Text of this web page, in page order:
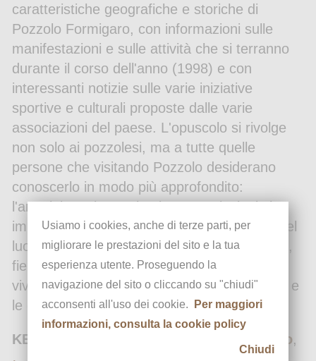
caratteristiche geografiche e storiche di
Pozzolo Formigaro, con informazioni sulle
manifestazioni e sulle attività che si terranno
durante il corso dell'anno (1998) e con
interessanti notizie sulle varie iniziative
sportive e culturali proposte dalle varie
associazioni del paese. L'opuscolo si rivolge
non solo ai pozzolesi, ma a tutte quelle
persone che visitando Pozzolo desiderano
conoscerlo in modo più approfondito:
l'amministrazione e le altre associazioni si
impegnano quindi a promuovere il turismo del
luogo attraverso manifestazioni folcloristiche,
fiere e concerti con l'obiettivo di mantenere
vive le tradizioni, i costumi, le ricette antiche e
le culture del tempo.
KEYWORDS rivista Pro Loco,
Usiamo i cookies, anche di terze parti, per
migliorare le prestazioni del sito e la tua
esperienza utente. Proseguendo la
navigazione del sito o cliccando su "chiudi"
acconsenti all'uso dei cookie.
Per maggiori
informazioni, consulta la cookie policy
Chiudi